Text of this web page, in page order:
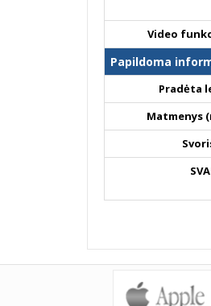
Video
Papildoma
Pradėta
Matmenys